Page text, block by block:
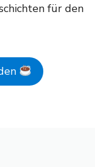
für den